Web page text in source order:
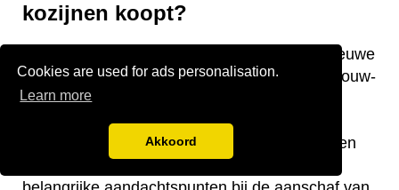
Cookies are used for ads personalisation.
Learn more
Akkoord
kozijnen koopt?
Vraag je je af waar je op moet letten als je nieuwe
kunststof kozijnen gaat kopen voor je nieuwbouw-
of bestaande woning? Wij hebben een aantal
nuttige tips voor je! De keurmerken van de
kozijnen, welke isolatiewaarde je nodig hebt en
welk raamtype je wilt laten plaatsen zijn